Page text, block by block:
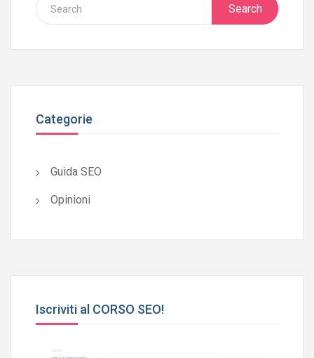
Search
Categorie
Guida SEO
Opinioni
Iscriviti al CORSO SEO!